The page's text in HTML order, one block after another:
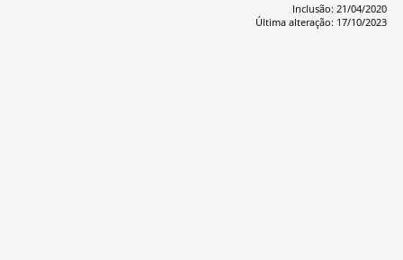
Inclusão: 21/04/2020
Última alteração: 17/10/2023